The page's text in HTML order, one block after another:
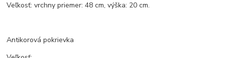
Veľkosť: vrchny priemer: 48 cm, výška: 20 cm.
Antikorová pokrievka